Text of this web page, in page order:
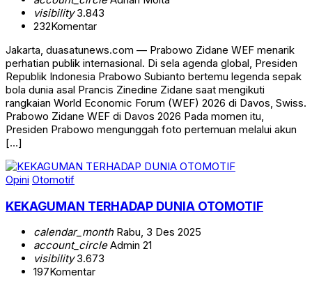
visibility3.843
232Komentar
Jakarta, duasatunews.com — Prabowo Zidane WEF menarik
perhatian publik internasional. Di sela agenda global, Presiden
Republik Indonesia Prabowo Subianto bertemu legenda sepak
bola dunia asal Prancis Zinedine Zidane saat mengikuti
rangkaian World Economic Forum (WEF) 2026 di Davos, Swiss.
Prabowo Zidane WEF di Davos 2026 Pada momen itu,
Presiden Prabowo mengunggah foto pertemuan melalui akun
[…]
Opini Otomotif
KEKAGUMAN TERHADAP DUNIA OTOMOTIF
calendar_monthRabu, 3 Des 2025
account_circleAdmin 21
visibility3.673
197Komentar